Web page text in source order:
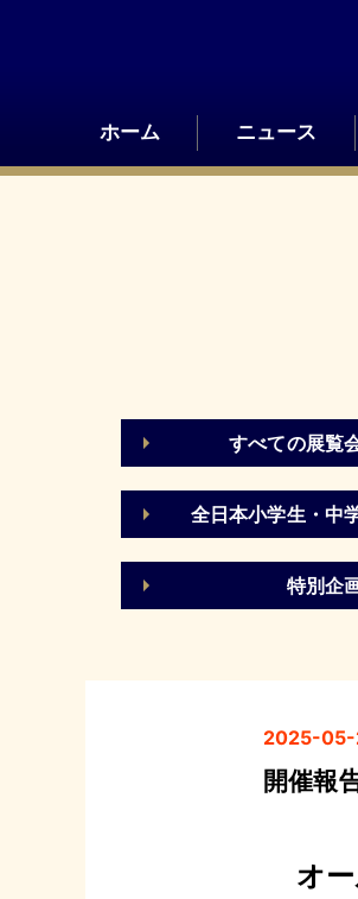
ホーム ニュース
すべての展覧
全日本小学生・中
特別企
2025-
開催報
オ